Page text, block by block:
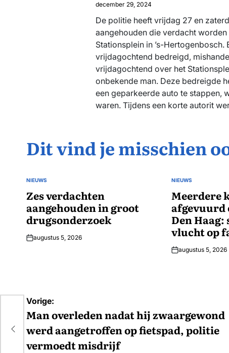
december 29, 2024
De politie heeft vrijdag 27 en
aangehouden die verdacht
Stationsplein in ’s-
vrijdagochtend bedreigd,
vrijdagochtend over het
onbekende man. Deze bedreigde
een geparkeerde auto te stappen,
waren. Tijdens een korte autorit
Dit vind je misschien
GEPLAATST
NIEUWS
Zes verdachten
aangehouden in groot
drugsonderzoek
augustus 5, 2026
GEPLAATST
NIEUWS
Meerdere
afgevuurd
Den
vlucht op
augustus 5, 2026
Bericht
navigatie
Vorige:
Man overleden nadat hij zwaargewond
werd aangetroffen op fietspad, politie
vermoedt misdrijf